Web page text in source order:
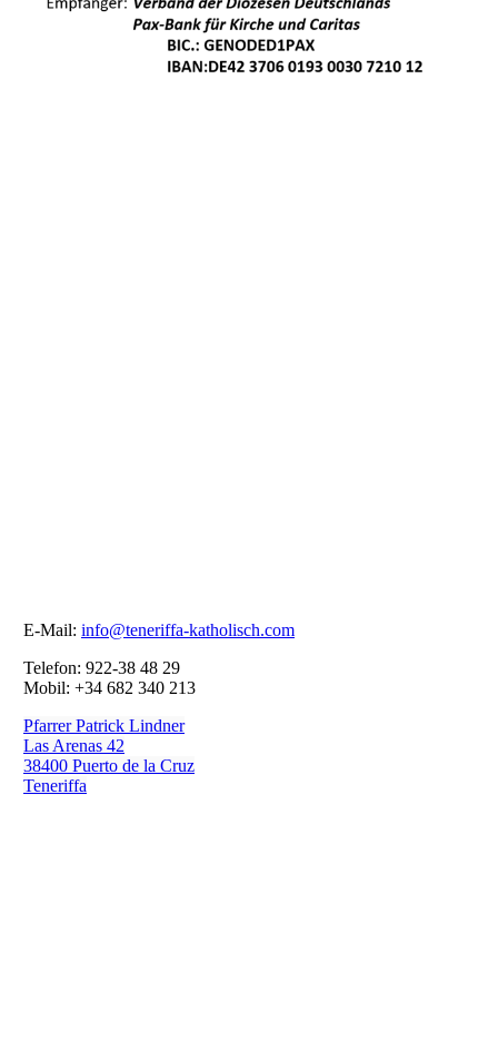
E-Mail: info@teneriffa-katholisch.com
Telefon: 922-38 48 29
Mobil: +34 682 340 213
Pfarrer Patrick Lindner
Las Arenas 42
38400 Puerto de la Cruz
Teneriffa